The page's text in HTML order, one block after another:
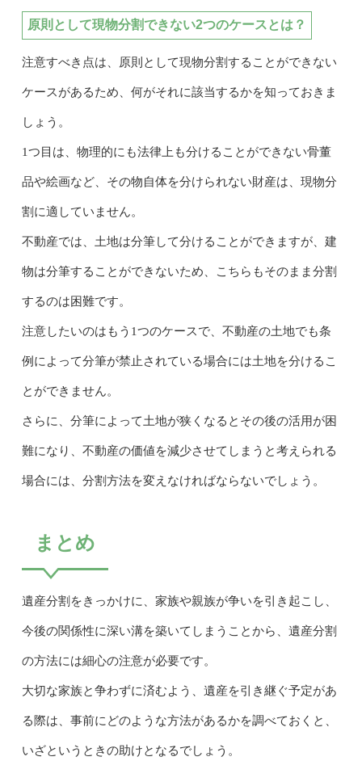
原則として現物分割できない2つのケースとは？
注意すべき点は、原則として現物分割することができない
ケースがあるため、何がそれに該当するかを知っておきま
しょう。
1つ目は、物理的にも法律上も分けることができない骨董
品や絵画など、その物自体を分けられない財産は、現物分
割に適していません。
不動産では、土地は分筆して分けることができますが、建
物は分筆することができないため、こちらもそのまま分割
するのは困難です。
注意したいのはもう1つのケースで、不動産の土地でも条
例によって分筆が禁止されている場合には土地を分けるこ
とができません。
さらに、分筆によって土地が狭くなるとその後の活用が困
難になり、不動産の価値を減少させてしまうと考えられる
場合には、分割方法を変えなければならないでしょう。
まとめ
遺産分割をきっかけに、家族や親族が争いを引き起こし、
今後の関係性に深い溝を築いてしまうことから、遺産分割
の方法には細心の注意が必要です。
大切な家族と争わずに済むよう、遺産を引き継ぐ予定があ
る際は、事前にどのような方法があるかを調べておくと、
いざというときの助けとなるでしょう。